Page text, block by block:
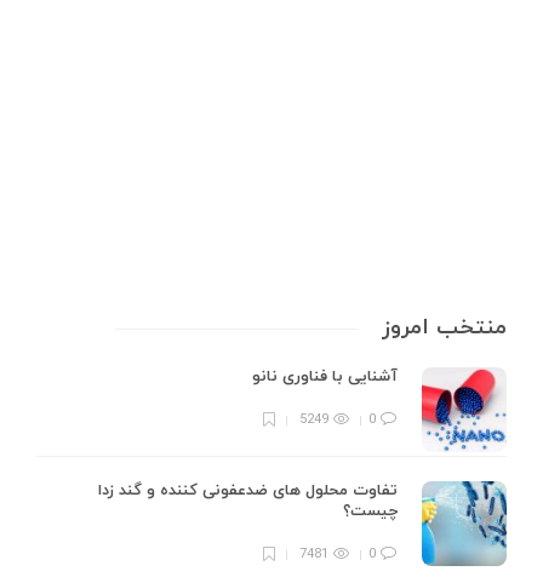
منتخب امروز
آشنایی با فناوری نانو
0
5249
تفاوت محلول های ضدعفونی کننده و گند زدا
چیست؟
0
7481